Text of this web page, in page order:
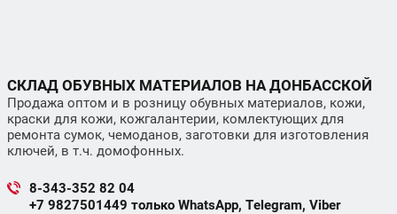
СКЛАД ОБУВНЫХ МАТЕРИАЛОВ НА ДОНБАССКОЙ
Продажа оптом и в розницу обувных материалов, кожи,
краски для кожи, кожгалантерии, комлектующих для
ремонта сумок, чемоданов, заготовки для изготовления
ключей, в т.ч. домофонных.
8-343-352 82 04
+7 9827501449 только WhatsApp, Telegram, Viber